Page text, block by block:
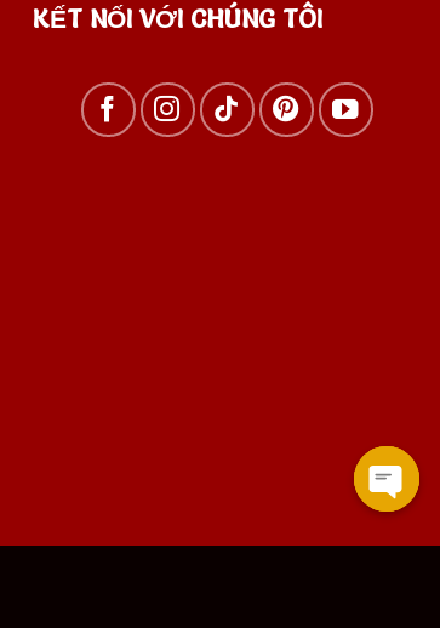
KẾT NỐI VỚI CHÚNG TÔI